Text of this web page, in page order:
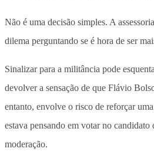
Não é uma decisão simples. A
dilema perguntando se é hora de ser
Sinalizar para a militância pode
devolver a sensação de que Flávio
entanto, envolve o risco de reforçar
estava pensando em votar no candidato
moderação.